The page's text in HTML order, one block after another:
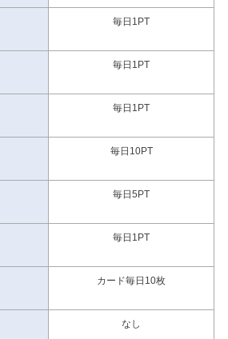
毎日1PT
毎日1PT
毎日1PT
毎日10PT
毎日5PT
毎日1PT
カード毎日10枚
なし